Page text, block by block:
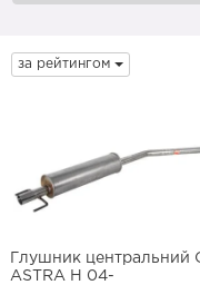
за рейтингом
Глушник центральний
ASTRA H 04-